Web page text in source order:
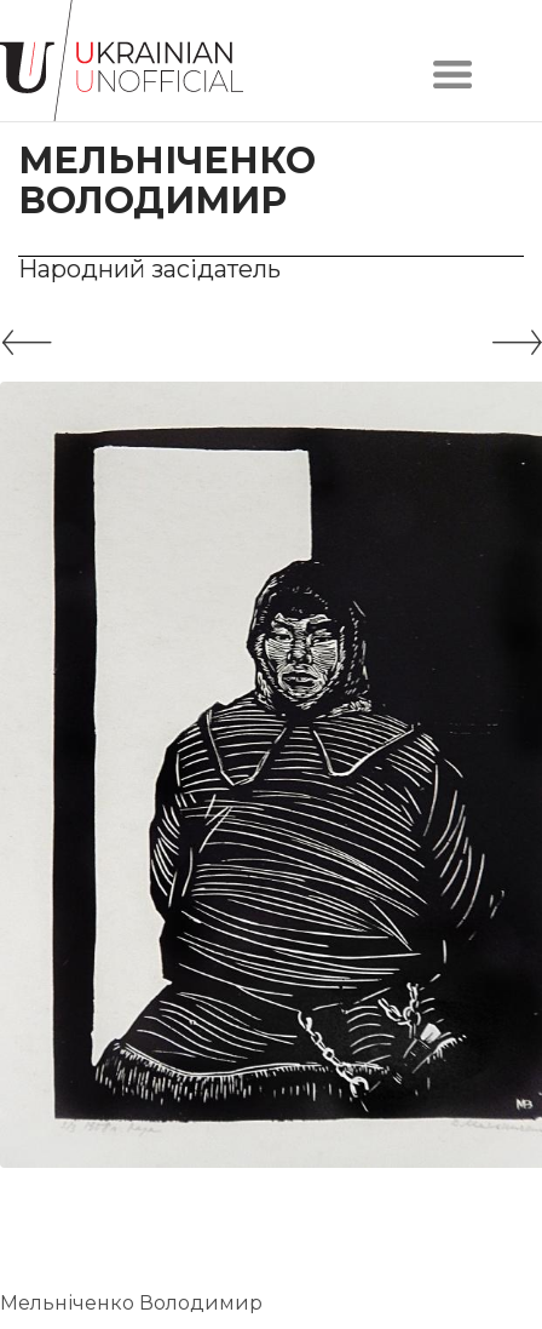
Головна
Про
проєкт
Художники
Твори
Колекції
#LVIV
UA
ENG
МЕЛЬНІЧЕНКО
ВОЛОДИМИР
Народний засідатель
Мельніченко Володимир